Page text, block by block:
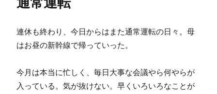
連休も終わり、今日からはまた通常運転の日々。母
はお昼の新幹線で帰っていった。
今月は本当に忙しく、毎日大事な会議やら何やらが
入っている。気が抜けない。早くいろいろなことが